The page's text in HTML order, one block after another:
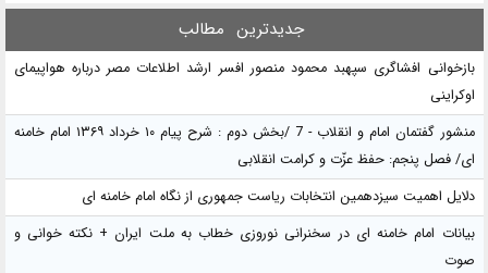
جدیدترین مطالب
بازخوانی افشاگری سپهبد محمود منصور افسر ارشد اطلاعات مصر درباره هواپیمای
اوکراینی
منشور گفتمان امام و انقلاب - 7 /بخش دوم : شرح پیام ۱۰ خرداد ۱۳۶۹ امام خامنه
ای/ فصل پنجم: حفظ عزّت و کرامت انقلابی
دلایل اهمیت سیزدهمین انتخابات ریاست جمهوری از نگاه امام خامنه ای
بیانات امام خامنه ای در سخنرانی نوروزی خطاب به ملت ایران + نکته خوانی و
صوت